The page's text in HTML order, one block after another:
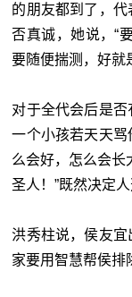
的朋友都到了，
否真诚，她说，“
要随便揣测，好就
对于全代会后是否
一个小孩若天天
么会好，怎么会长
圣人！”既然决定
洪秀柱说，侯友
家要用智慧帮侯排